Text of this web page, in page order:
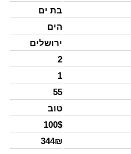
בת ים
הים
ירושלים
2
1
55
טוב
100$
344₪